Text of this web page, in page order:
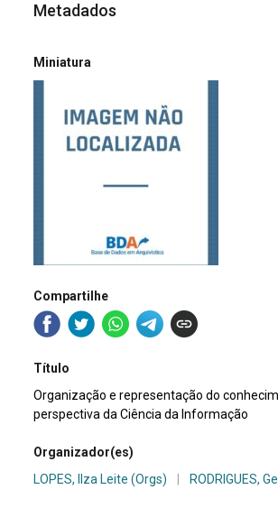
Metadados
Miniatura
Compartilhe
Título
Organização e representação do
perspectiva da Ciência da Informação
Organizador(es)
LOPES, Ilza Leite (Orgs)
RODRIGUES,